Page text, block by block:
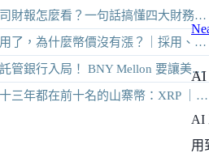
財報怎麼看？一句話搞懂四大財務報表
為什麼幣價沒有漲？｜採用、收入與代幣價值捕獲
行入局！ BNY Mellon 要讓美債交易 24/7 不打烊
都在前十名的山寨幣：XRP ｜Ripple 2026 介紹
AI
AI
用